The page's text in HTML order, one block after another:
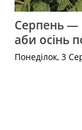
Серпень —
аби осінь
Понеділок, 3